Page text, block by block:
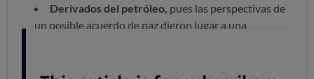
Derivados del petróleo, pues las perspectivas de
un posible acuerdo de paz dieron lugar a una
el gasóleo de calefacción experimenta una caída del